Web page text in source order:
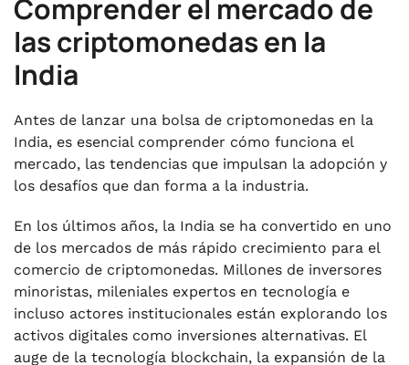
Comprender el mercado de
las criptomonedas en la
India
Antes de lanzar una bolsa de criptomonedas en la
India, es esencial comprender cómo funciona el
mercado, las tendencias que impulsan la adopción y
los desafíos que dan forma a la industria.
En los últimos años, la India se ha convertido en uno
de los mercados de más rápido crecimiento para el
comercio de criptomonedas. Millones de inversores
minoristas, mileniales expertos en tecnología e
incluso actores institucionales están explorando los
activos digitales como inversiones alternativas. El
auge de la tecnología blockchain, la expansión de la